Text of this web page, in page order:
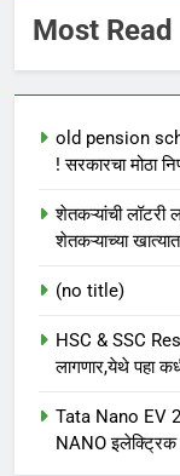
Most Read
old pension
! सरकारचा मोठा
शेतकऱ्यांची लॉटरी
शेतकऱ्याच्या
(no title)
HSC & SSC
लागणार,येथे पहा
Tata Nano EV
NANO